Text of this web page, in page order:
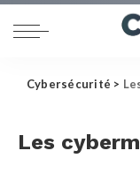
Cybersécurité >
Les